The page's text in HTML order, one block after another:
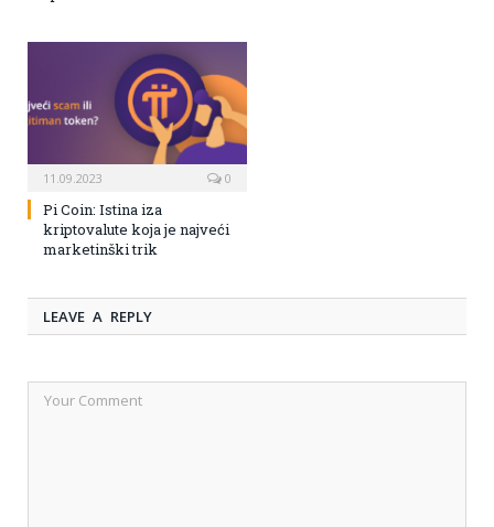
11.09.2023 0
Pi Coin: Istina iza
kriptovalute koja je najveći
marketinški trik
LEAVE A REPLY